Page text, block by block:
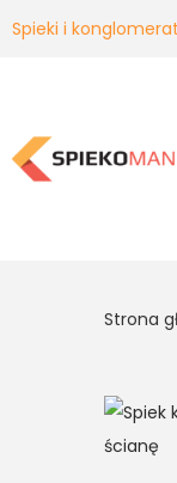
Spieki i
Strona